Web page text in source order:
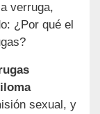
verruga,
¿Por qué el
sexual, y